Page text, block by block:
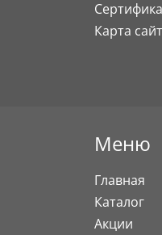
Карта
Меню
Главная
Каталог
Акции